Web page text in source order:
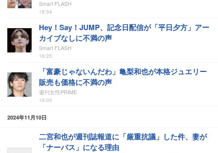
Smart FLASH
18:54
Hey！Say！JUMP、記念日配信が「平日夕方」アー
カイブなしに不満の声
Smart FLASH
16:25
「富豪じゃないんだわ」亀梨和也が本格ジュエリー
販売も価格に不満の声
週刊女性PRIME
16:05
2024年11月10日
二宮和也が週刊誌報道に「厳重抗議」した件、妻が
「ナーバス」になる理由